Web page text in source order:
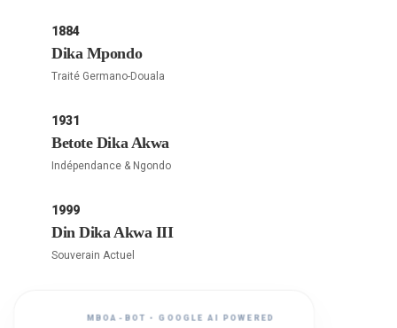
1884
Dika Mpondo
Traité Germano-Douala
1931
Betote Dika Akwa
Indépendance & Ngondo
1999
Din Dika Akwa III
Souverain Actuel
MBOA-BOT • GOOGLE AI POWERED